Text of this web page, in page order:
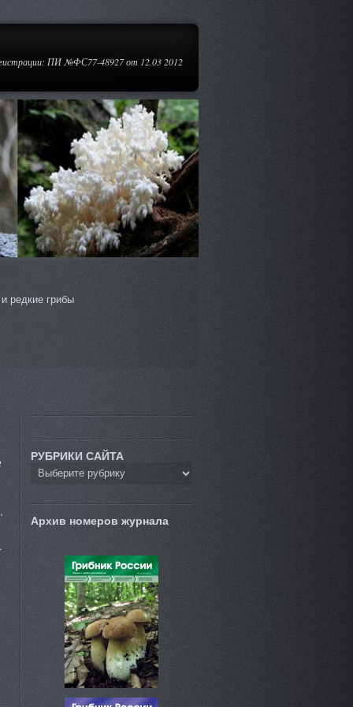
ПИ №ФС77-48927 от 12.03 2012
редкие грибы
РУБРИКИ САЙТА
Архив номеров журнала